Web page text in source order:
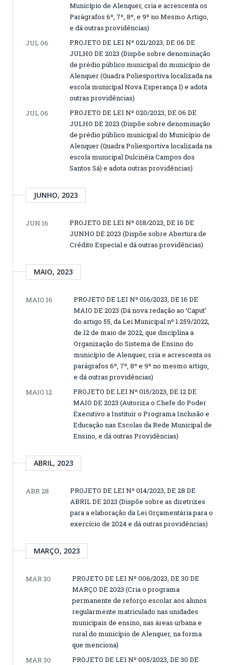
Município de Alenquer, cria e acrescenta os
Parágrafos 6º, 7º, 8º, e 9º no Mesmo Artigo,
e dá outras providências)
JUL 06
PROJETO DE LEI Nº 021/2023, DE 06 DE
JULHO DE 2023 (Dispõe sobre denominação
de prédio público municipal do município de
Alenquer (Quadra Poliesportiva localizada na
escola municipal Nova Esperança I) e adota
outras providências)
JUL 06
PROJETO DE LEI Nº 020/2023, DE 06 DE
JULHO DE 2023 (Dispõe sobre denominação
de prédio público municipal do Município de
Alenquer (Quadra Poliesportiva localizada na
escola municipal Dulcinéia Campos dos
Santos Sá) e adota outras providências)
JUNHO, 2023
JUN 16
PROJETO DE LEI Nº 018/2023, DE 16 DE
JUNHO DE 2023 (Dispõe sobre Abertura de
Crédito Especial e dá outras providências)
MAIO, 2023
MAIO 16
PROJETO DE LEI Nº 016/2023, DE 16 DE
MAIO DE 2023 (Dá nova redação ao ‘Caput’
do artigo 55, da Lei Municipal nº 1.259/2022,
de 12 de maio de 2022, que disciplina a
Organização do Sistema de Ensino do
município de Alenquer, cria e acrescenta os
parágrafos 6º, 7º, 8º e 9º no mesmo artigo,
e dá outras providências)
MAIO 12
PROJETO DE LEI Nº 015/2023, DE 12 DE
MAIO DE 2023 (Autoriza o Chefe do Poder
Executivo a Instituir o Programa Inclusão e
Educação nas Escolas da Rede Municipal de
Ensino, e dá outras Providências)
ABRIL, 2023
ABR 28
PROJETO DE LEI Nº 014/2023, DE 28 DE
ABRIL DE 2023 (Dispõe sobre as diretrizes
para a elaboração da Lei Orçamentária para o
exercício de 2024 e dá outras providências)
MARÇO, 2023
MAR 30
PROJETO DE LEI Nº 006/2023, DE 30 DE
MARÇO DE 2023 (Cria o programa
permanente de reforço escolar aos alunos
regularmente matriculado nas unidades
municipais de ensino, nas áreas urbana e
rural do município de Alenquer, na forma
que menciona)
MAR 30
PROJETO DE LEI Nº 005/2023, DE 30 DE